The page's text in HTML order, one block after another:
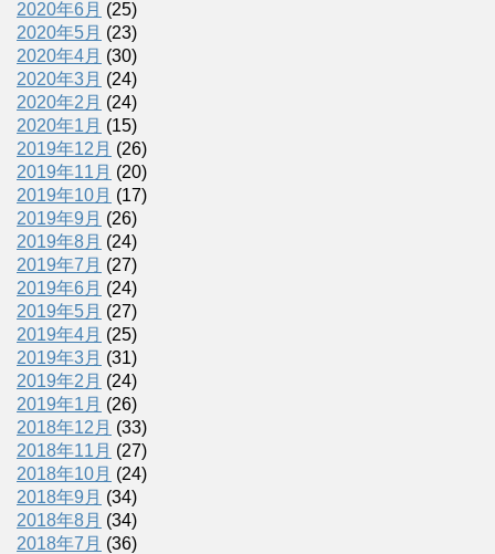
2020年6月 (25)
2020年5月 (23)
2020年4月 (30)
2020年3月 (24)
2020年2月 (24)
2020年1月 (15)
2019年12月 (26)
2019年11月 (20)
2019年10月 (17)
2019年9月 (26)
2019年8月 (24)
2019年7月 (27)
2019年6月 (24)
2019年5月 (27)
2019年4月 (25)
2019年3月 (31)
2019年2月 (24)
2019年1月 (26)
2018年12月 (33)
2018年11月 (27)
2018年10月 (24)
2018年9月 (34)
2018年8月 (34)
2018年7月 (36)